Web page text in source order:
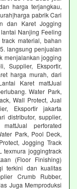
harga terjangkau,
pabrik Cari
dan Karet Jogging
Nanjing Feeling
material, bahan
langsung penjualan
menjalankan jogging
Supplier, Eksportir,
harga murah, dari
Karet mattJual
Water Park,
Wall Protect, Jual
Eksportir jakarta
distributor, supplier,
perforated
Park, Pool Deck,
Jogging Track
texmura joggingtrack
(Floor Finishing)
terkini dan kualitas
Crumb Rubber,
Juga Memproduksi